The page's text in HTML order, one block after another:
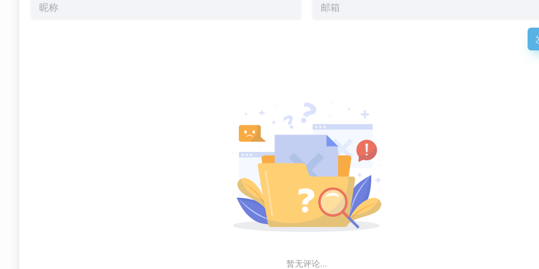
暂无评论...